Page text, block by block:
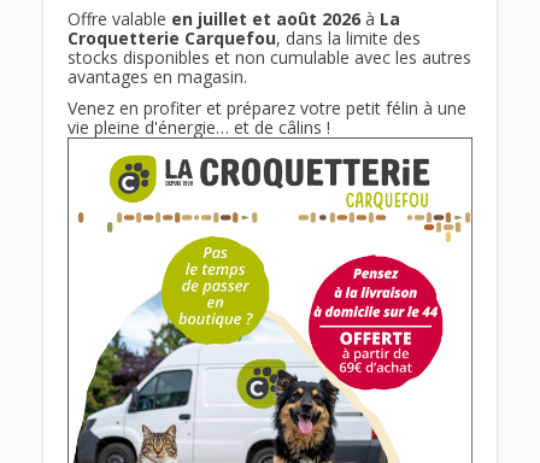
Offre valable en juillet et août 2026 à La
Croquetterie Carquefou, dans la limite des
stocks disponibles et non cumulable avec les autres
avantages en magasin.
Venez en profiter et préparez votre petit félin à une
vie pleine d'énergie… et de câlins !